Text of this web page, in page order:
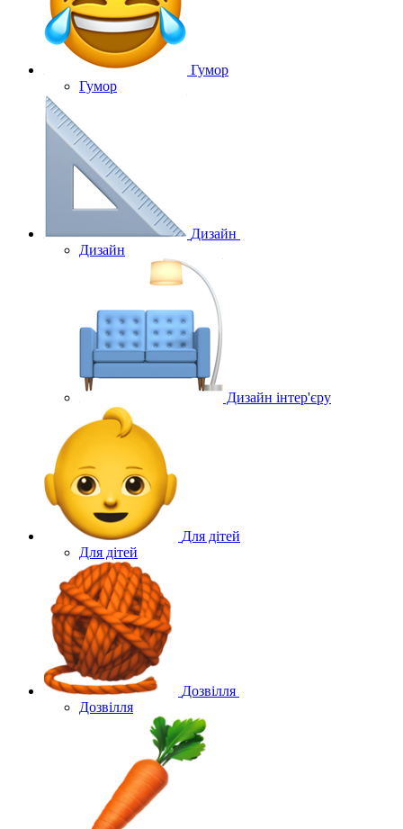
Гумор
Гумор
Дизайн
Дизайн
Дизайн інтер'єру
Для дітей
Для дітей
Дозвілля
Дозвілля